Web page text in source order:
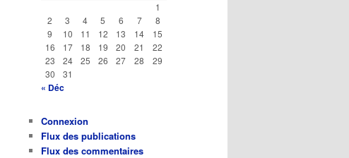
1
2
3 4 5 6 7
8
9
10 11 12 13 14
15
16
17 18 19 20 21
22
23
24 25 26 27 28
29
30
31
« Déc
Connexion
Flux des publications
Flux des commentaires